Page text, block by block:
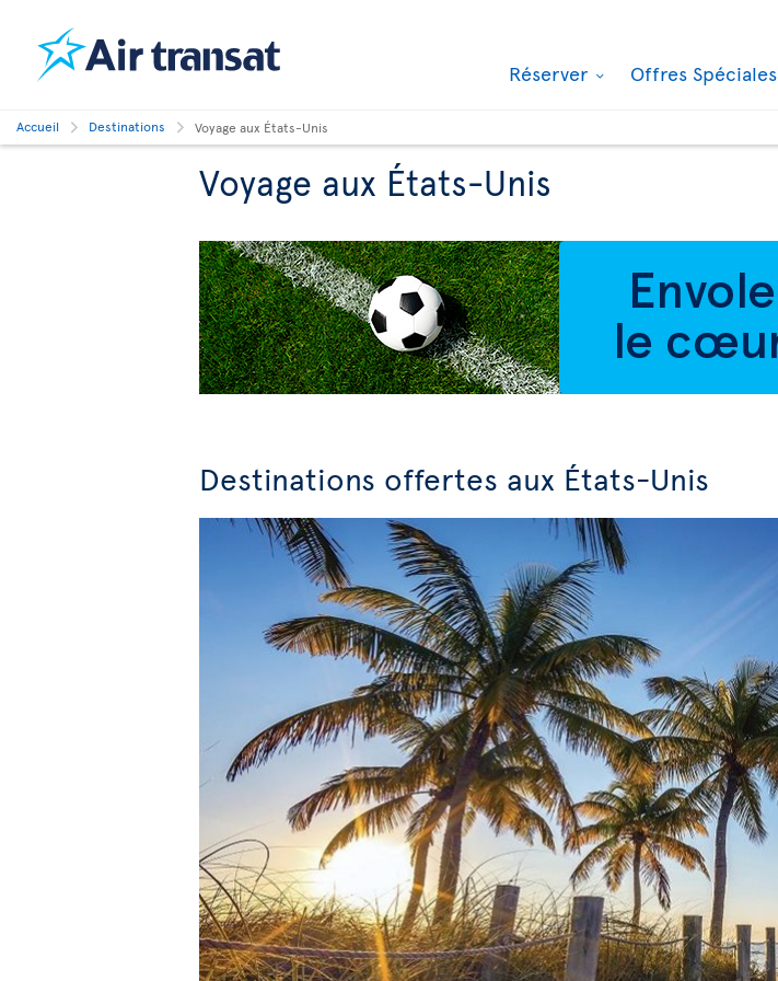
Réserver Offres Spéciales
Accueil Destinations Voyage aux États-Unis
Voyage aux États-Unis
Destinations offertes aux États-Unis